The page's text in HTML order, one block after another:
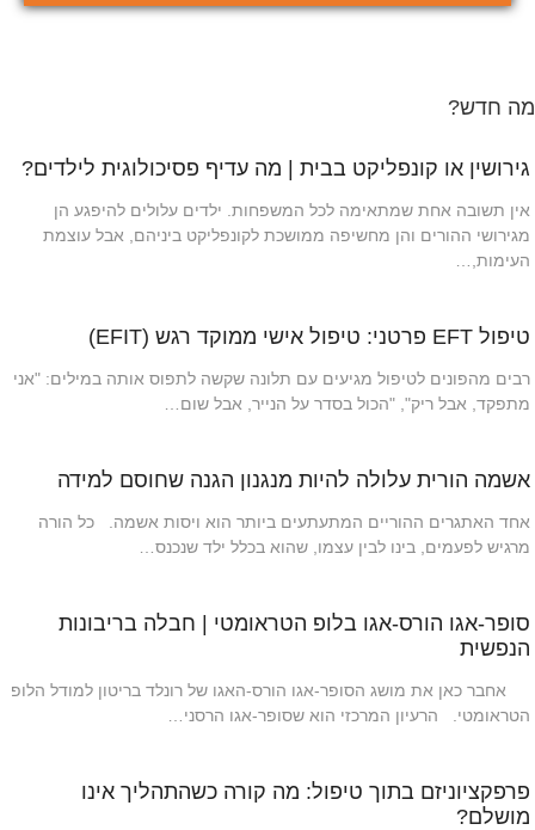
מה חדש?
גירושין או קונפליקט בבית | מה עדיף פסיכולוגית לילדים?
אין תשובה אחת שמתאימה לכל המשפחות. ילדים עלולים להיפגע הן
מגירושי ההורים והן מחשיפה ממושכת לקונפליקט ביניהם, אבל עוצמת
העימות,…
טיפול EFT פרטני: טיפול אישי ממוקד רגש (EFIT)
רבים מהפונים לטיפול מגיעים עם תלונה שקשה לתפוס אותה במילים: "אני
מתפקד, אבל ריק", "הכול בסדר על הנייר, אבל שום…
אשמה הורית עלולה להיות מנגנון הגנה שחוסם למידה
אחד האתגרים ההוריים המתעתעים ביותר הוא ויסות אשמה. כל הורה
מרגיש לפעמים, בינו לבין עצמו, שהוא בכלל ילד שנכנס…
סופר-אגו הורס-אגו בלופ הטראומטי | חבלה בריבונות
הנפשית
אחבר כאן את מושג הסופר-אגו הורס-האגו של רונלד בריטון למודל הלופ
הטראומטי. הרעיון המרכזי הוא שסופר-אגו הרסני…
פרפקציוניזם בתוך טיפול: מה קורה כשהתהליך אינו
מושלם?